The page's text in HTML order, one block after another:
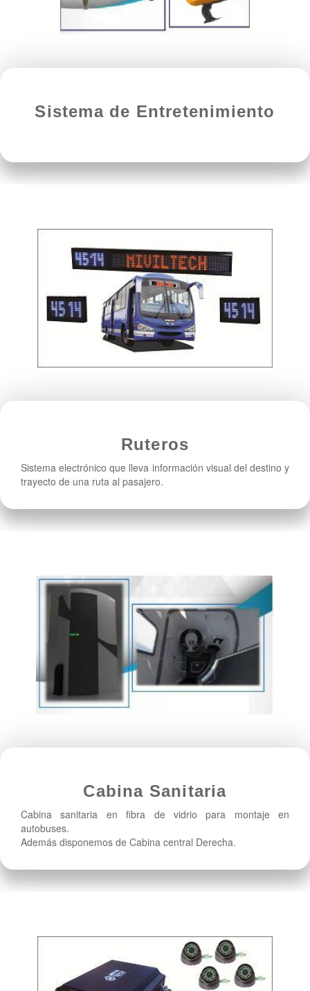
Sistema de Entretenimiento
Ruteros
Sistema electrónico que lleva información visual del destino y
trayecto de una ruta al pasajero.
Cabina Sanitaria
Cabina sanitaria en fibra de vidrio para montaje en
autobuses.
Además disponemos de Cabina central Derecha.